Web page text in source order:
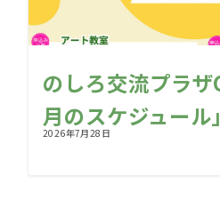
のしろ交流プラ
月のスケジュール」
2026年7月28日